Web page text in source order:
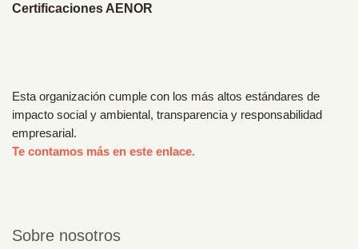
Certificaciones AENOR
Esta organización cumple con los más altos estándares de
impacto social y ambiental, transparencia y responsabilidad
empresarial.
Te contamos más en este enlace.
Sobre nosotros